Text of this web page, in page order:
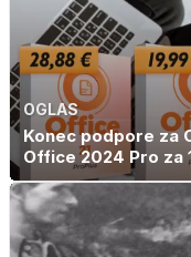
OGLAS
Konec podpore za
Office 2024 Pro za